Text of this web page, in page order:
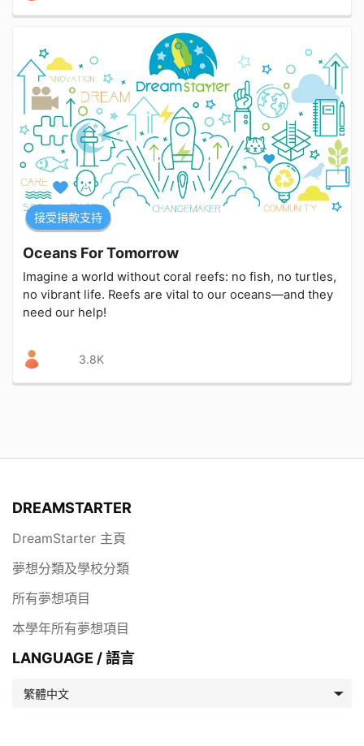
接受捐款支持
Oceans For Tomorrow
Imagine a world without coral reefs: no fish, no turtles,
no vibrant life. Reefs are vital to our oceans—and they
need our help!
3.8K
DREAMSTARTER
DreamStarter 主頁
夢想分類及學校分類
所有夢想項目
本學年所有夢想項目
LANGUAGE / 語言